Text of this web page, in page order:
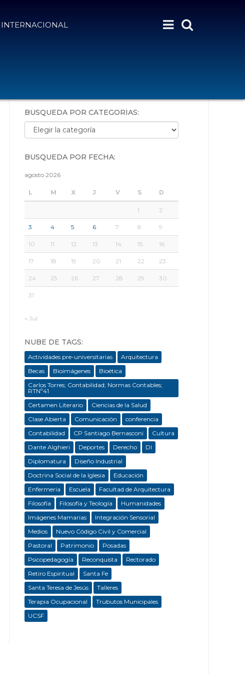
INTERNACIONAL
BÚSQUEDA POR CATEGORÍAS:
Búsqueda por categorías:
BÚSQUEDA POR FECHA:
agosto 2026
L M X J V S D
1 2
3 4 5 6 7 8 9
10 11 12 13 14 15 16
17 18 19 20 21 22 23
24 25 26 27 28 29 30
31
« Jul
NUBE DE TAGS:
Actividades pre-universitarias
Arquitectura
Becas
Bioimágenes
Bioética
Carlos Torres; Contabilidad; Normas Contables;
RTNº41
Certamen Literario
Ciencias de la Salud
Clase Abierta
Comunicación
conferencia
Contabilidad
CP Santiago Bernasconi
Cultura
Dante Alghieri
Deportes Derecho
DI
Diplomatura
Diseño Industrial
Doctrina Social de la Iglesia
Educación
Enfermeria
Escuela
Facultad de Arquitectura
Filosofía
Filosofía y Teología
Humanidades
Imágenes Mamarias
Integración Sensorial
Medios
Nuevo Código Civil y Comercial
Pastoral
Patrimonio
Posadas
Psicopedagogía
Reconquista
Rectorado
Retiro Espiritual
Santa Fe
Santa Teresa de Jesús
Talleres
Terapia Ocupacional
Trubutos Municipales
UCSF